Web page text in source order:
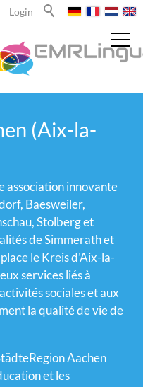
Login
(Aix-la-
association innovante
Baesweiler,
Stolberg et
de Simmerath et
le Kreis d’Aix-la-
services liés à
sociales et aux
la qualité de vie de
Aachen
et les